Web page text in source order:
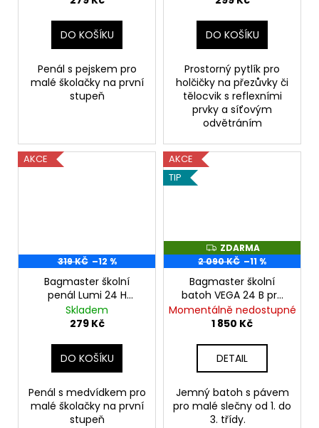
DO KOŠÍKU
Penál s pejskem pro
malé školačky na první
stupeň
DO KOŠÍKU
Prostorný pytlík pro
holčičky na přezůvky či
tělocvik s reflexními
prvky a síťovým
odvětráním
AKCE
319 KČ –12 %
Bagmaster školní
penál Lumi 24 H
medvídek růžový
Skladem
279 Kč
DO KOŠÍKU
Penál s medvídkem pro
malé školačky na první
stupeň
AKCE
TIP
Z
D
A
R
M
A
ZDARMA
2 090 KČ –11 %
Bagmaster školní
batoh VEGA 24 B pro
prvňáčky páv modrý
Momentálně nedostupné
1 850 Kč
DETAIL
Jemný batoh s pávem
pro malé slečny od 1. do
3. třídy.